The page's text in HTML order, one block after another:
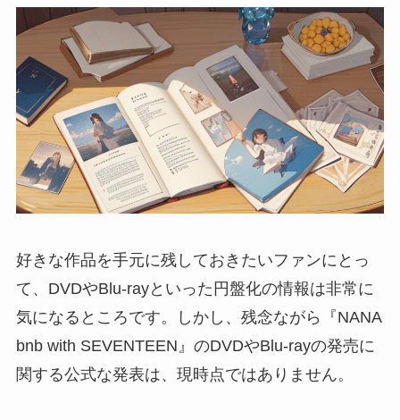
好きな作品を手元に残しておきたいファンにとっ
て、DVDやBlu-rayといった円盤化の情報は非常に
気になるところです。しかし、残念ながら『NANA
bnb with SEVENTEEN』のDVDやBlu-rayの発売に
関する公式な発表は、現時点ではありません。